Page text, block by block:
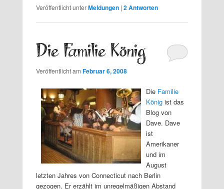
Veröffentlicht unterMeldungen |2Antworten
Die Familie König
Veröffentlicht amFebruar 6, 2008
Die Familie
König ist das
Blog von
Dave. Dave
ist
Amerikaner
und im
August
letzten Jahres von Connecticut nach Berlin
gezogen. Er erzählt im unregelmäßigen Abstand